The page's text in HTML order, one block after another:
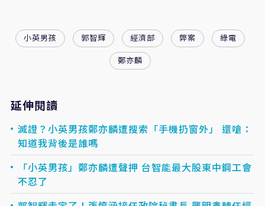
小英男孩 郭智輝 經濟部 弊案
綠電
鄭亦麟
延伸閱讀
滅證？小英男孩鄭亦麟遭搜索「手機扔窗外」 還嗆：
知道我背後是誰嗎
「小英男孩」鄭亦麟遭聲押 台智能最大股東中鋼工會
不忍了